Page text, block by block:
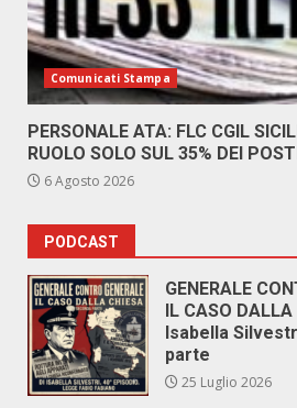
Comunicati Stampa
PERSONALE ATA: FLC CGIL
RUOLO SOLO SUL 35% DEI
6 Agosto 2026
PODCAST
GENERALE
IL CASO
Isabella
parte
25 Luglio 2026